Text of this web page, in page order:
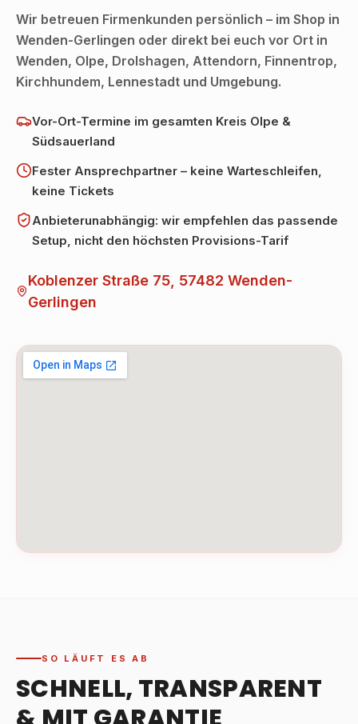
Wir betreuen Firmenkunden persönlich – im Shop in
Wenden-Gerlingen oder direkt bei euch vor Ort in
Wenden, Olpe, Drolshagen, Attendorn, Finnentrop,
Kirchhundem, Lennestadt und Umgebung.
Vor-Ort-Termine im gesamten Kreis Olpe &
Südsauerland
Fester Ansprechpartner – keine Warteschleifen,
keine Tickets
Anbieterunabhängig: wir empfehlen das passende
Setup, nicht den höchsten Provisions-Tarif
Koblenzer Straße 75, 57482 Wenden-
Gerlingen
SO LÄUFT ES AB
SCHNELL, TRANSPARENT